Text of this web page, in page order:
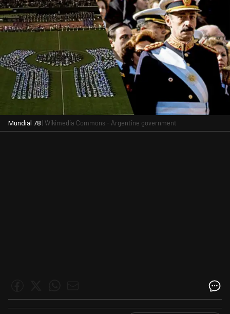
Mundial 78 | Wikimedia Commons - Argentine government